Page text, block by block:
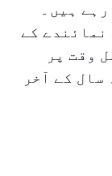
ہیں۔
نمائندے کے
وقت پر
سال کے آخر